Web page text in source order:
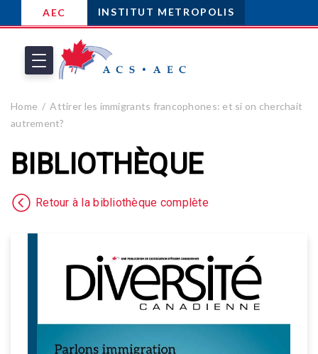
AEC INSTITUT METROPOLIS
Home
Attirer les immigrants francophones: et si on cherchait
autrement?
BIBLIOTHÈQUE
Retour à la bibliothèque complète